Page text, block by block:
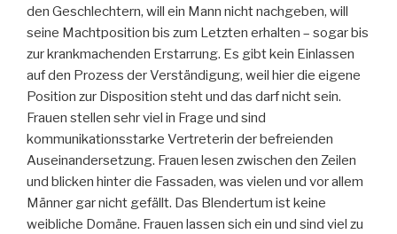
den Geschlechtern, will ein Mann nicht nachgeben, will
seine Machtposition bis zum Letzten erhalten – sogar bis
zur krankmachenden Erstarrung. Es gibt kein Einlassen
auf den Prozess der Verständigung, weil hier die eigene
Position zur Disposition steht und das darf nicht sein.
Frauen stellen sehr viel in Frage und sind
kommunikationsstarke Vertreterin der befreienden
Auseinandersetzung. Frauen lesen zwischen den Zeilen
und blicken hinter die Fassaden, was vielen und vor allem
Männer gar nicht gefällt. Das Blendertum ist keine
weibliche Domäne. Frauen lassen sich ein und sind viel zu